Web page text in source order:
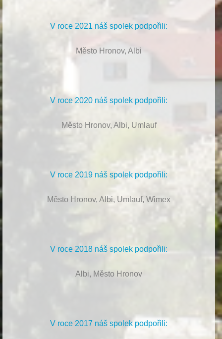
V roce 2021 náš spolek podpořili:
Město Hronov, Albi
V roce 2020 náš spolek podpořili:
Město Hronov, Albi, Umlauf
V roce 2019 náš spolek podpořili:
Město Hronov, Albi, Umlauf, Wimex
V roce 2018 náš spolek podpořili:
Albi, Město Hronov
V roce 2017 náš spolek podpořili: